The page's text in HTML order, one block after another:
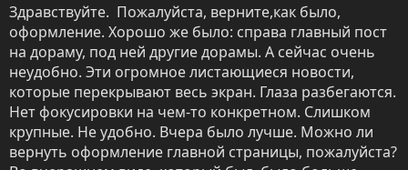
Здравствуйте.  Пожалуйста, верните,как было,
оформление. Хорошо же было: справа главный пост
на дораму, под ней другие дорамы. А сейчас очень
неудобно. Эти огромное листающиеся новости,
которые перекрывают весь экран. Глаза разбегаются.
Нет фокусировки на чем-то конкретном. Слишком
крупные. Не удобно. Вчера было лучше. Можно ли
вернуть оформление главной страницы, пожалуйста?